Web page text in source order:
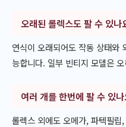
오래된 롤렉스도 팔 수 있나
연식이 오래되어도 작동 상태와
능합니다. 일부 빈티지 모델은
여러 개를 한번에 팔 수 있
롤렉스 외에도 오메가, 파텍필